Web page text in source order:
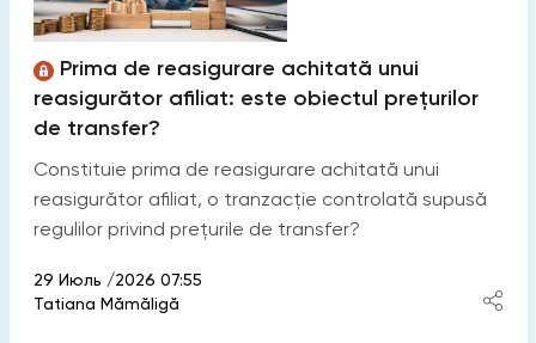
Prima de reasigurare achitată unui
reasigurător afiliat: este obiectul prețurilor
de transfer?
Constituie prima de reasigurare achitată unui
reasigurător afiliat, o tranzacție controlată supusă
regulilor privind prețurile de transfer?
29 Июль /2026 07:55
Tatiana Mămăligă